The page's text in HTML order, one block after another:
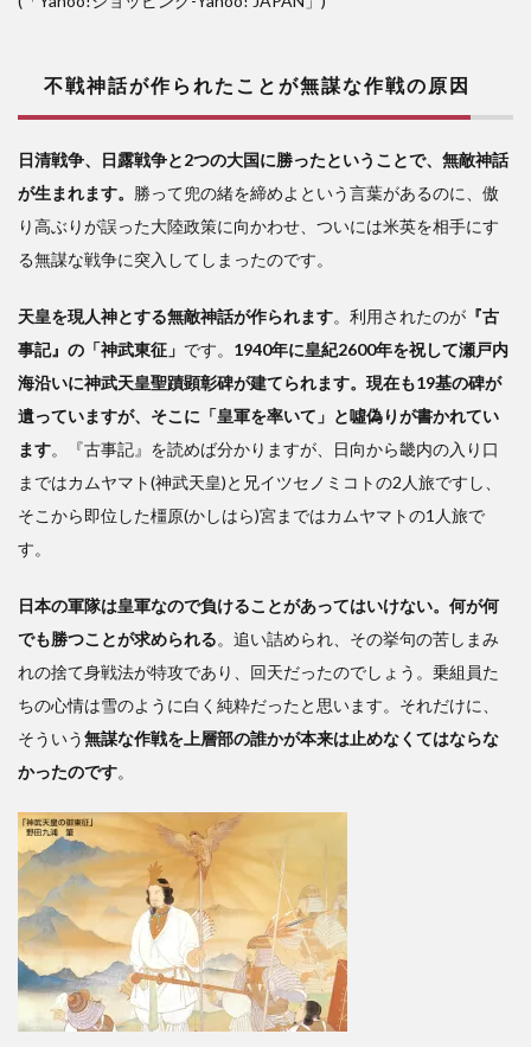
不戦神話が作られたことが無謀な作戦の原因
日清戦争、日露戦争と2つの大国に勝ったということで、無敵神話
が生まれます。 勝って兜の緒を締めよという言葉があるのに、傲
り高ぶりが誤った大陸政策に向かわせ、ついには米英を相手にす
る無謀な戦争に突入してしまったのです。
天皇を現人神とする無敵神話が作られます。利用されたのが 『古
事記』の「神武東征」 です。 1940年に皇紀2600年を祝して瀬戸内
海沿いに神武天皇聖蹟顕彰碑が建てられます。現在も19基の碑が
遺っていますが、そこに「皇軍を率いて」と噓偽りが書かれてい
ます。『古事記』を読めば分かりますが、日向から畿内の入り口
まではカムヤマト(神武天皇)と兄イツセノミコトの2人旅ですし、
そこから即位した橿原(かしはら)宮まではカムヤマトの1人旅で
す。
日本の軍隊は皇軍なので負けることがあってはいけない。何が何
でも勝つことが求められる。追い詰められ、その挙句の苦しまみ
れの捨て身戦法が特攻であり、回天だったのでしょう。乗組員た
ちの心情は雪のように白く純粋だったと思います。それだけに、
そういう無謀な作戦を上層部の誰かが本来は止めなくてはならな
かったのです。